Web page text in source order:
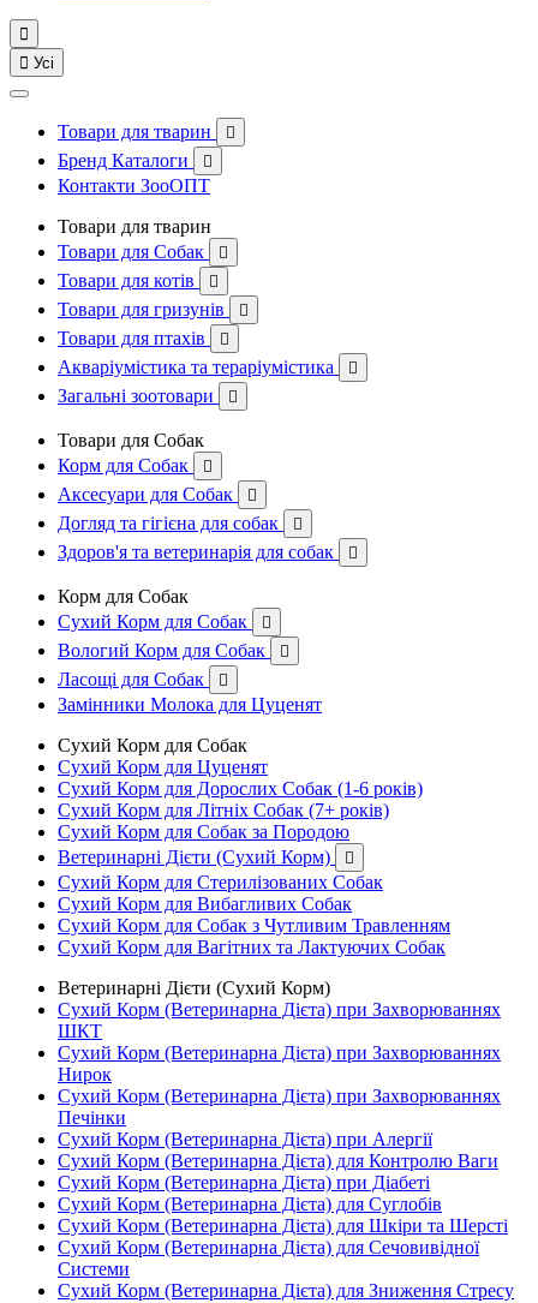

 Усі
Товари для тварин 
Бренд Каталоги 
Контакти ЗооОПТ
Товари для тварин
Товари для Собак

Товари для котів 
Товари для гризунів 
Товари для птахів 
Акваріумістика та тераріумістика 
Загальні зоотовари 
Товари для Собак
Корм для Собак

Аксесуари для Собак 
Догляд та гігієна для собак 
Здоров'я та ветеринарія для собак 
Корм для Собак
Сухий Корм для Собак

Вологий Корм для Собак 
Ласощі для Собак 
Замінники Молока для Цуценят
Сухий Корм для Собак
Сухий Корм для Цуценят
Сухий Корм для Дорослих Собак (1-6 років)
Сухий Корм для Літніх Собак (7+ років)
Сухий Корм для Собак за Породою
Ветеринарні Дієти (Сухий Корм)

Сухий Корм для Стерилізованих Собак
Сухий Корм для Вибагливих Собак
Сухий Корм для Собак з Чутливим Травленням
Сухий Корм для Вагітних та Лактуючих Собак
Ветеринарні Дієти (Сухий Корм)
Сухий Корм (Ветеринарна Дієта) при Захворюваннях
ШКТ
Сухий Корм (Ветеринарна Дієта) при Захворюваннях
Нирок
Сухий Корм (Ветеринарна Дієта) при Захворюваннях
Печінки
Сухий Корм (Ветеринарна Дієта) при Алергії
Сухий Корм (Ветеринарна Дієта) для Контролю Ваги
Сухий Корм (Ветеринарна Дієта) при Діабеті
Сухий Корм (Ветеринарна Дієта) для Суглобів
Сухий Корм (Ветеринарна Дієта) для Шкіри та Шерсті
Сухий Корм (Ветеринарна Дієта) для Сечовивідної
Системи
Сухий Корм (Ветеринарна Дієта) для Зниження Стресу